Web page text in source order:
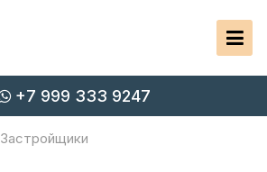
+7 999 333 9247
Застройщики